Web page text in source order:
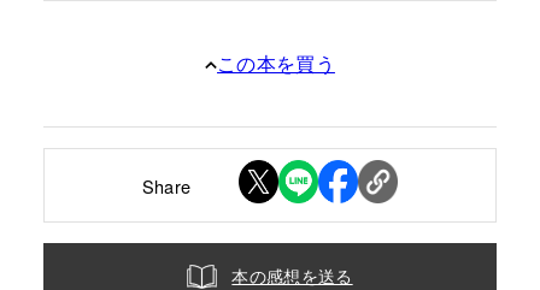
この本を買う
Share
本の感想を送る